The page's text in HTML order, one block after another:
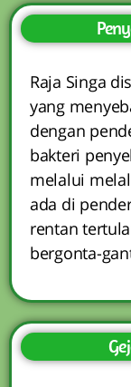
Raja Singa
yang
dengan
bakteri
melalui
ada di
rentan
bergonta-